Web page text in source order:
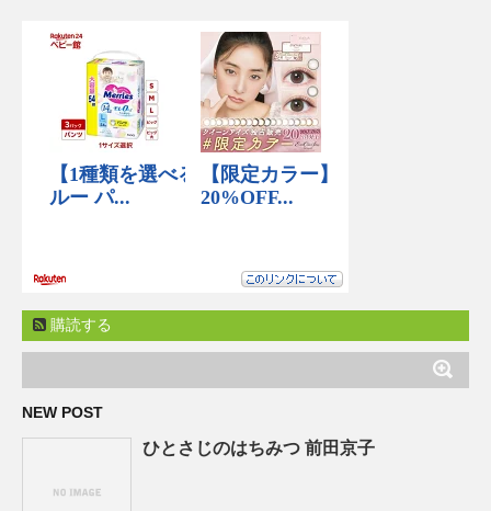
購読する
NEW POST
ひとさじのはちみつ 前田京子